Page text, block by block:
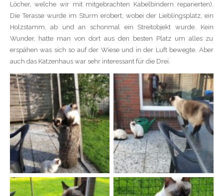
Löcher, welche wir mit mitgebrachten Kabelbindern reparierten).
Die Terasse wurde im Sturm erobert, wobei der Lieblingsplatz, ein
Holzstamm, ab und an schonmal ein Streitobjekt wurde. Kein
Wunder, hatte man von dort aus den besten Platz um alles zu
erspähen was sich so auf der Wiese und in der Luft bewegte. Aber
auch das Katzenhaus war sehr interessant für die Drei.